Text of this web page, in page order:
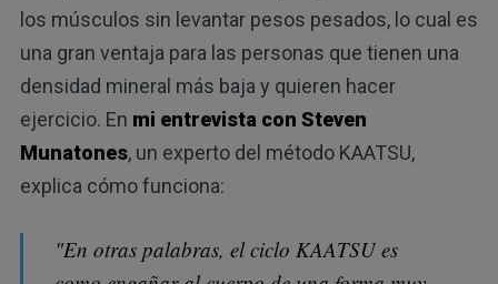
los músculos sin levantar pesos pesados, lo cual es
una gran ventaja para las personas que tienen una
densidad mineral más baja y quieren hacer
ejercicio. En mi entrevista con Steven
Munatones, un experto del método KAATSU,
explica cómo funciona:
"En otras palabras, el ciclo KAATSU es